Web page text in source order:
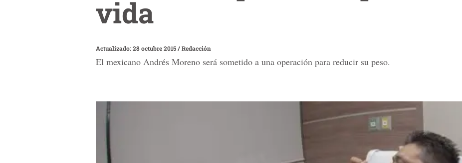
vida
Actualizado: 28 octubre 2015/Redacción
El mexicano Andrés Moreno será sometido a una operación para reducir su peso.